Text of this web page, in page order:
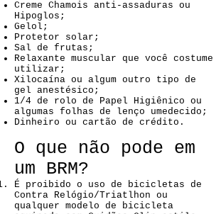
Creme Chamois anti-assaduras ou
Hipoglos;
Gelol;
Protetor solar;
Sal de frutas;
Relaxante muscular que você costume
utilizar;
Xilocaína ou algum outro tipo de
gel anestésico;
1/4 de rolo de Papel Higiênico ou
algumas folhas de lenço umedecido;
Dinheiro ou cartão de crédito.
O que não pode em
um BRM?
É proibido o uso de bicicletas de
Contra Relógio/Triatlhon ou
qualquer modelo de bicicleta